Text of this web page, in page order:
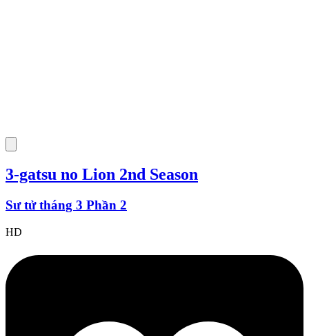
3-gatsu no Lion 2nd Season
Sư tử tháng 3 Phần 2
HD